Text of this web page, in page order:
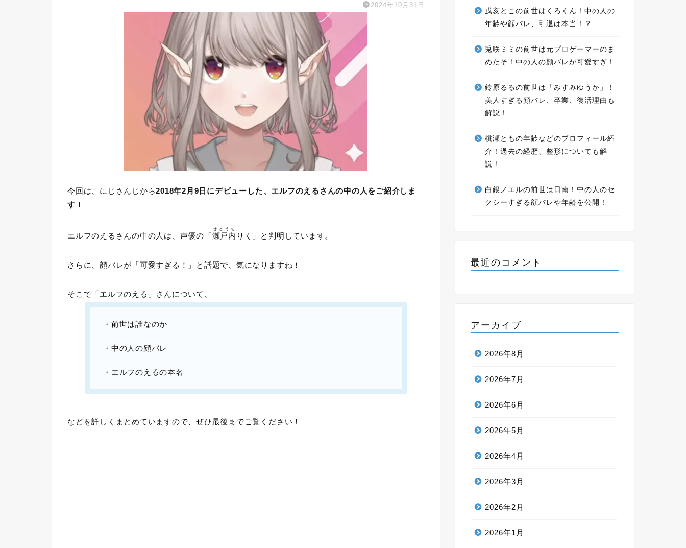
2024年10月31日
今回は、にじさんじから2018年2月9日にデビューした、 エルフのえるさんの中の人をご紹介しま
す！
エルフのえるさんの中の人は、声優の「瀬戸内
せとうち
りく」と判明しています。
さらに、顔バレが「可愛すぎる！」と話題で、気になりますね！
そこで「エルフのえる」さんについて、
・前世は誰なのか
・中の人の顔バレ
・エルフのえるの本名
などを詳しくまとめていますので、ぜひ最後までご覧ください！
戌亥とこの前世はくろくん！中の人の
年齢や顔バレ、引退は本当！？
兎咲ミミの前世は元プロゲーマーのま
めたそ！中の人の顔バレが可愛すぎ！
鈴原るるの前世は「みすみゆうか」！
美人すぎる顔バレ、卒業、復活理由も
解説！
桃瀬ともの年齢などのプロフィール紹
介！過去の経歴、整形についても解
説！
白銀ノエルの前世は日南！中の人のセ
クシーすぎる顔バレや年齢を公開！
最近のコメント
アーカイブ
2026年8月
2026年7月
2026年6月
2026年5月
2026年4月
2026年3月
2026年2月
2026年1月